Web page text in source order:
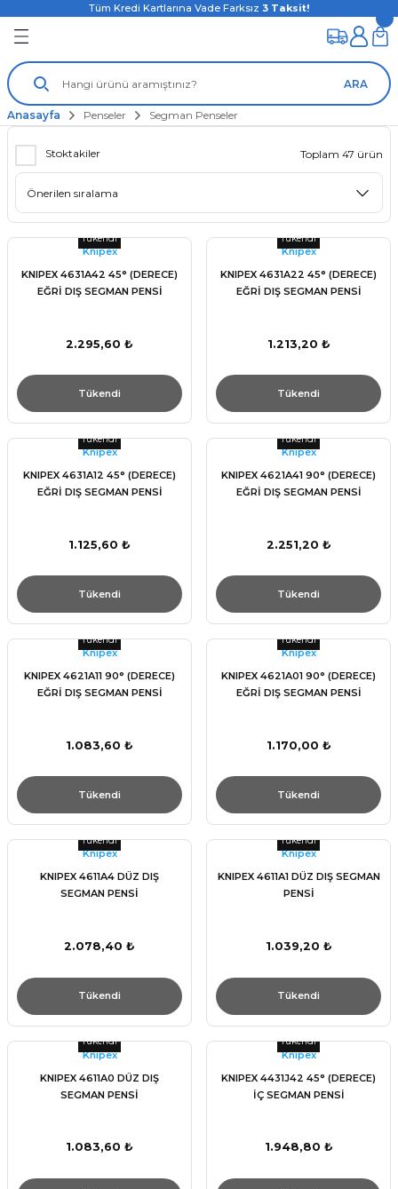
Tüm Kredi Kartlarına Vade Farksız 3 Taksit!
ARA
Anasayfa Penseler Segman Penseler
Stoktakiler Toplam 47 ürün
Tükendi
Knıpex
KNIPEX 4631A42 45° (DERECE)
EĞRİ DIŞ SEGMAN PENSİ
2.295,60 ₺
Tükendi
Tükendi
Knıpex
KNIPEX 4631A22 45° (DERECE)
EĞRİ DIŞ SEGMAN PENSİ
1.213,20 ₺
Tükendi
Tükendi
Knıpex
KNIPEX 4631A12 45° (DERECE)
EĞRİ DIŞ SEGMAN PENSİ
1.125,60 ₺
Tükendi
Tükendi
Knıpex
KNIPEX 4621A41 90° (DERECE)
EĞRİ DIŞ SEGMAN PENSİ
2.251,20 ₺
Tükendi
Tükendi
Knıpex
KNIPEX 4621A11 90° (DERECE)
EĞRİ DIŞ SEGMAN PENSİ
1.083,60 ₺
Tükendi
Tükendi
Knıpex
KNIPEX 4621A01 90° (DERECE)
EĞRİ DIŞ SEGMAN PENSİ
1.170,00 ₺
Tükendi
Tükendi
Knıpex
KNIPEX 4611A4 DÜZ DIŞ
SEGMAN PENSİ
2.078,40 ₺
Tükendi
Tükendi
Knıpex
KNIPEX 4611A1 DÜZ DIŞ SEGMAN
PENSİ
1.039,20 ₺
Tükendi
Tükendi
Knıpex
KNIPEX 4611A0 DÜZ DIŞ
SEGMAN PENSİ
1.083,60 ₺
Tükendi
Knıpex
KNIPEX 4431J42 45° (DERECE)
İÇ SEGMAN PENSİ
1.948,80 ₺